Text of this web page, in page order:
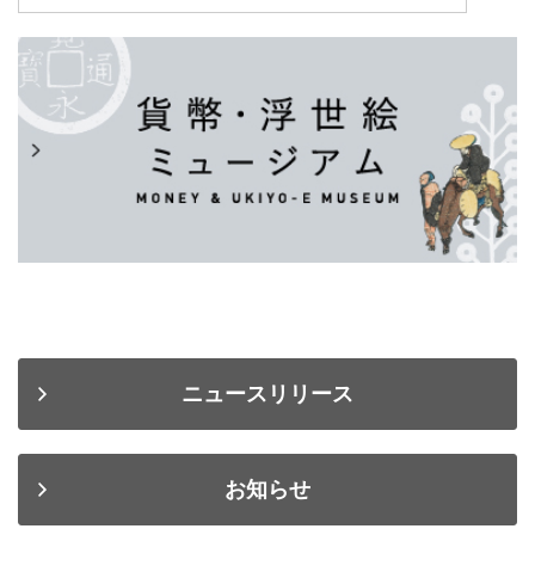
ニュースリリース
お知らせ